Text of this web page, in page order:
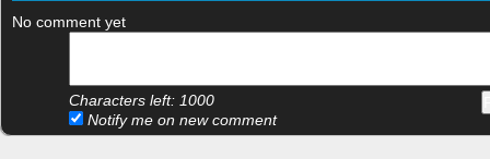
No comment yet
Characters left: 1000
Notify me on new comment